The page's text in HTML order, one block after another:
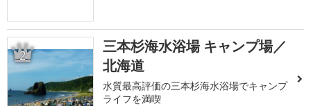
2
三本杉海水浴場 キャンプ場／
北海道
水質最高評価の三本杉海水浴場でキャンプ
ライフを満喫